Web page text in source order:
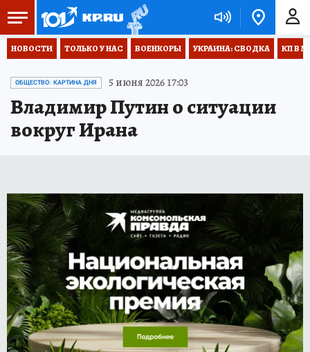
НОВОСТИ ТОЛЬКО У НАС ВОЕНКОРЫ УКРАИНА: СВОДКА КП В
ОБЩЕСТВО: КАРТИНА ДНЯ 5 июня 2026 17:03
Владимир Путин о ситуации
вокруг Ирана